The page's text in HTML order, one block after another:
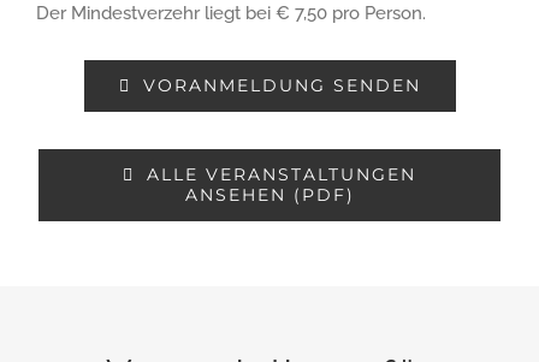
Der Mindestverzehr liegt bei € 7,50 pro Person.
VORANMELDUNG SENDEN
ALLE VERANSTALTUNGEN
ANSEHEN (PDF)